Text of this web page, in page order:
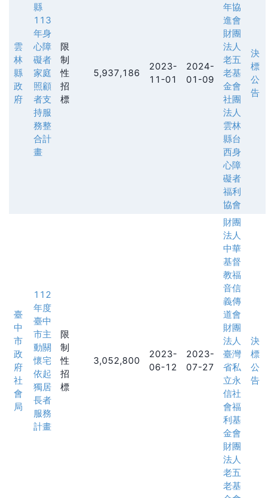
雲
林
縣
政
府
縣
113
年身
心障
礙者
家庭
照顧
者支
持服
務整
合計
畫
限
制
性
招
標
5,937,186
2023-
11-01
2024-
01-09
年協
進會
財團
法人
老五
老基
金會
社團
法人
雲林
縣台
西身
心障
礙者
福利
協會
決
標
公
告
臺
中
市
政
府
社
會
局
112
年度
臺中
市主
動關
懷宅
依起
獨居
長者
服務
計畫
限
制
性
招
標
3,052,800
2023-
06-12
2023-
07-27
財團
法人
中華
基督
教福
音信
義傳
道會
財團
法人
臺灣
省私
立永
信社
會福
利基
金會
財團
法人
老五
老基
決
標
公
告